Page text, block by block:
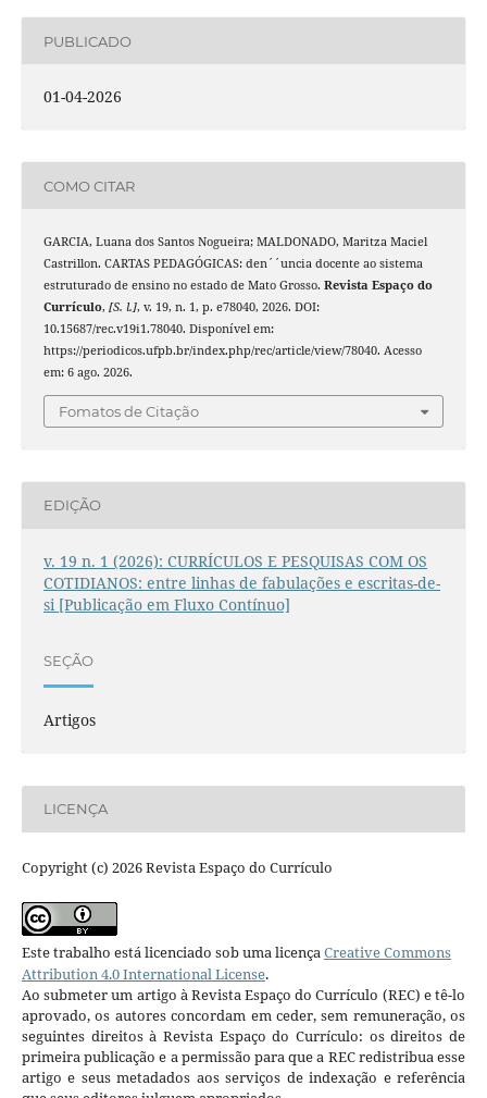
PUBLICADO
01-04-2026
COMO CITAR
GARCIA, Luana dos Santos Nogueira; MALDONADO, Maritza Maciel
Castrillon. CARTAS PEDAGÓGICAS: den´´uncia docente ao sistema
estruturado de ensino no estado de Mato Grosso. Revista Espaço do
Currículo, [S. l.], v. 19, n. 1, p. e78040, 2026. DOI:
10.15687/rec.v19i1.78040. Disponível em:
https://periodicos.ufpb.br/index.php/rec/article/view/78040. Acesso
em: 6 ago. 2026.
Fomatos de Citação
EDIÇÃO
v. 19 n. 1 (2026): CURRÍCULOS E PESQUISAS COM OS
COTIDIANOS: entre linhas de fabulações e escritas-de-
si [Publicação em Fluxo Contínuo]
SEÇÃO
Artigos
LICENÇA
Copyright (c) 2026 Revista Espaço do Currículo
Este trabalho está licenciado sob uma licençaCreative Commons
Attribution 4.0 International License.
Ao submeter um artigo à Revista Espaço do Currículo (REC) e tê-lo
aprovado, os autores concordam em ceder, sem remuneração, os
seguintes direitos à Revista Espaço do Currículo: os direitos de
primeira publicação e a permissão para que a REC redistribua esse
artigo e seus metadados aos serviços de indexação e referência